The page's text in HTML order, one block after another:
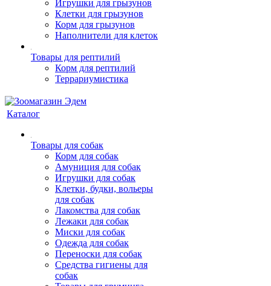
Игрушки для грызунов
Клетки для грызунов
Корм для грызунов
Наполнители для клеток
Товары для рептилий
Корм для рептилий
Террариумистика
Каталог
Товары для собак
Корм для собак
Амуниция для собак
Игрушки для собак
Клетки, будки, вольеры
для собак
Лакомства для собак
Лежаки для собак
Миски для собак
Одежда для собак
Переноски для собак
Средства гигиены для
собак